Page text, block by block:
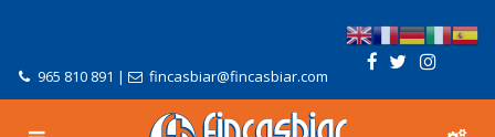
965 810 891 | fincasbiar@fincasbiar.com